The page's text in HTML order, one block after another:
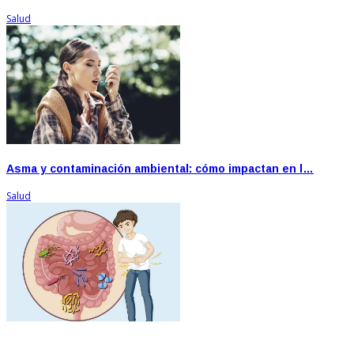
Salud
Asma y contaminación ambiental: cómo impactan en l…
Salud